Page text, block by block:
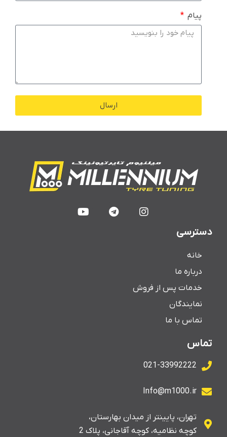
پیام
ارسال
دسترسی
خانه
درباره ما
خدمات پس از فروش
نمایندگان
تماس با ما
تماس
021-33992222
Info@m1000.ir
تهران، پایینتر از میدان بهارستان،
کوچه نظامیه، کوچه آقاجانی، پلاک 2